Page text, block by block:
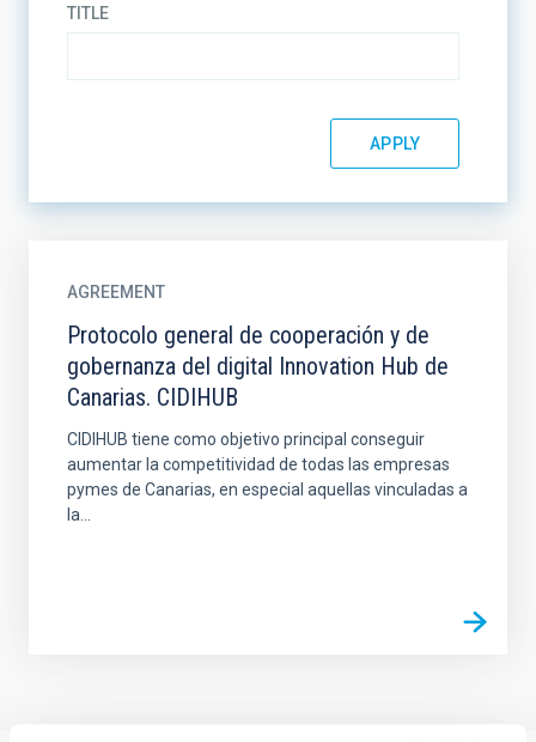
TITLE
AGREEMENT
Protocolo general de cooperación y de
gobernanza del digital Innovation Hub de
Canarias. CIDIHUB
CIDIHUB tiene como objetivo principal conseguir
aumentar la competitividad de todas las empresas
pymes de Canarias, en especial aquellas vinculadas a
la...